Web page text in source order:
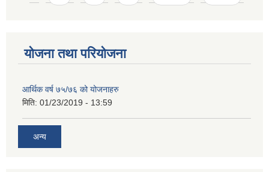
योजना तथा परियोजना
आर्थिक वर्ष ७५/७६ को योजनाहरु
मिति: 01/23/2019 - 13:59
अन्य